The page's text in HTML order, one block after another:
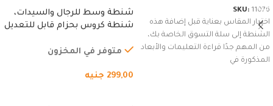
SKU: 11076
اختيار المقاس بعناية قبل إضافة هذه
الشنطة إلى سلة التسوق الخاصة بك،
من المهم جدًا قراءة التعليمات والأبعاد
المذكورة في
شنطة وسط للرجال والسيدات،
شنطة كروس بحزام قابل للتعديل
السفر، الجري العادي، المشي
(رمادي)
متوفر في المخزون
299,00 جنيه